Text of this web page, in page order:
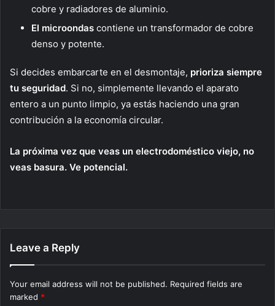
cobre y radiadores de aluminio.
El microondas contiene un transformador de cobre
denso y potente.
Si decides embarcarte en el desmontaje, prioriza siempre
tu seguridad. Si no, simplemente llevando el aparato
entero a un punto limpio, ya estás haciendo una gran
contribución a la economía circular.
La próxima vez que veas un electrodoméstico viejo, no
veas basura. Ve potencial.
Leave a Reply
Your email address will not be published. Required fields are
marked *